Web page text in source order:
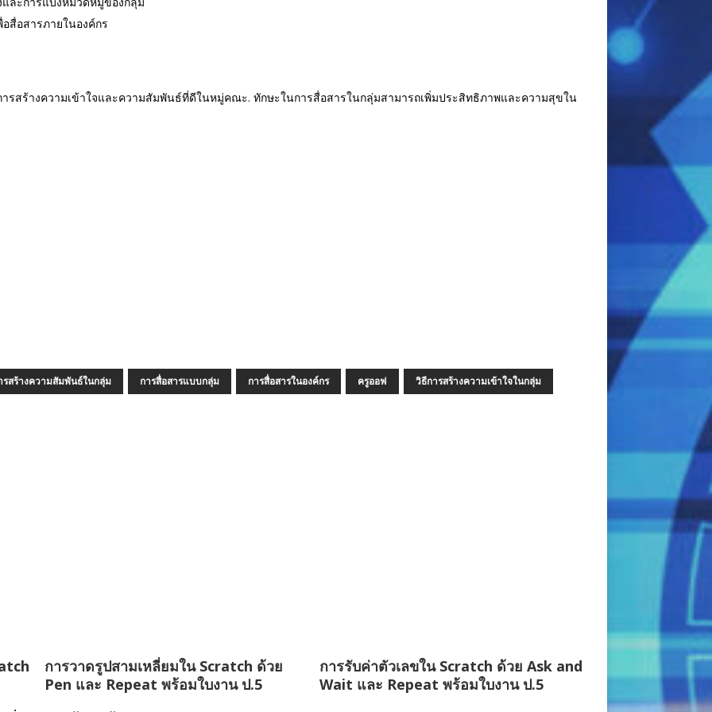
อสื่อสารภายในองค์กร
รสร้างความเข้าใจและความสัมพันธ์ที่ดีในหมู่คณะ. ทักษะในการสื่อสารในกลุ่มสามารถเพิ่มประสิทธิภาพและความสุขใน
รสร้างความสัมพันธ์ในกลุ่ม การสื่อสารแบบกลุ่ม การสื่อสารในองค์กร ครูออฟ วิธีการสร้างความเข้าใจในกลุ่ม
การวาดรูปสามเหลี่ยมใน Scratch ด้วย
Pen และ Repeat พร้อมใบงาน ป.5
การรับค่าตัวเลขใน Scratch ด้วย Ask and
Wait และ Repeat พร้อมใบงาน ป.5